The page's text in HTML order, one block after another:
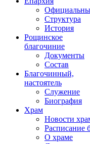
Структура
История
Рощинское
благочиние
Документы
Состав
Благочинный,
настоятель
Служение
Биография
Храм
Новости
Расписание
О храме